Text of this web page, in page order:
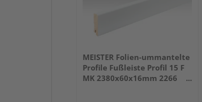
MEISTER Folien-ummantelte
Profile Fußleiste Profil 15 F
MK 2380x60x16mm 2266